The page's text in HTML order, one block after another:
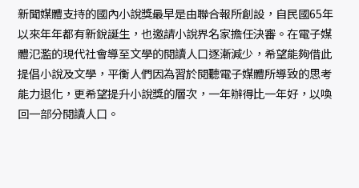
新聞媒體支持的國內小說獎最早是由聯合報所創設，自民國65年
以來年年都有新銳誕生，也邀請小說界名家擔任決審。在電子媒
體氾濫的現代社會導至文學的閱讀人口逐漸減少，希望能夠借此
提倡小說及文學，平衡人們因為習於閱聽電子媒體所導致的思考
能力退化，更希望提升小說獎的層次，一年辦得比一年好，以喚
回一部分閱讀人口。